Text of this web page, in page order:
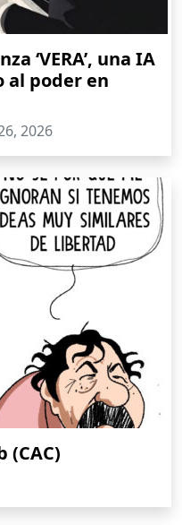
‘VERA’, una IA
al poder en
2026
(CAC)